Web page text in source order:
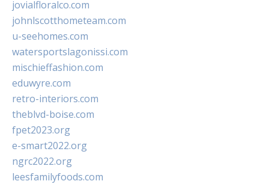
jovialfloralco.com
johnlscotthometeam.com
u-seehomes.com
watersportslagonissi.com
mischieffashion.com
eduwyre.com
retro-interiors.com
theblvd-boise.com
fpet2023.org
e-smart2022.org
ngrc2022.org
leesfamilyfoods.com